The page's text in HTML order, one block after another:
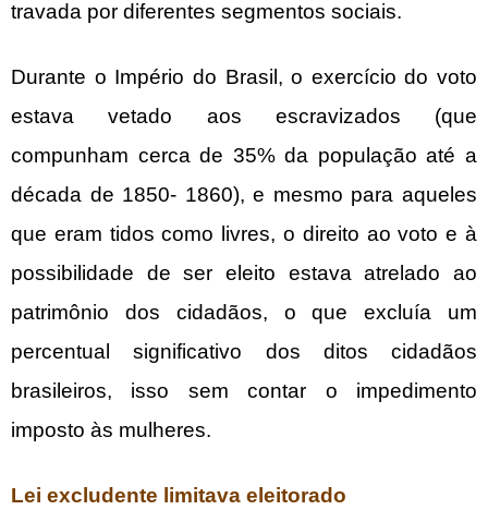
travada por diferentes segmentos sociais.
Durante o Império do Brasil, o exercício do voto
estava vetado aos escravizados (que
compunham cerca de 35% da população até a
década de 1850- 1860), e mesmo para aqueles
que eram tidos como livres, o direito ao voto e à
possibilidade de ser eleito estava atrelado ao
patrimônio dos cidadãos, o que excluía um
percentual significativo dos ditos cidadãos
brasileiros, isso sem contar o impedimento
imposto às mulheres.
Lei excludente limitava eleitorado